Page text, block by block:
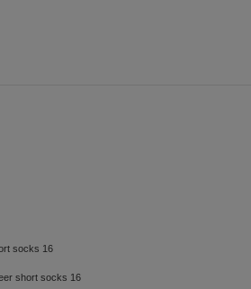
socks 16
short socks 16